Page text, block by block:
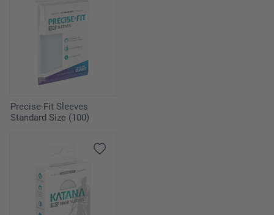
Precise-Fit Sleeves
Standard Size (100)